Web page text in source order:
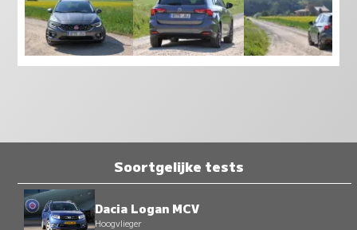
Soortgelijke tests
Dacia Logan MCV
Hoogvlieger